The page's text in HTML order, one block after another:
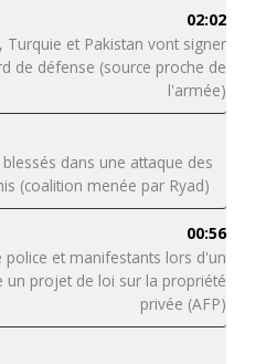
02:02
Turquie et Pakistan vont signer
de défense (source proche de
l'armée)
dans une attaque des
(coalition menée par Ryad)
00:56
police et manifestants lors d'un
un projet de loi sur la propriété
privée (AFP)